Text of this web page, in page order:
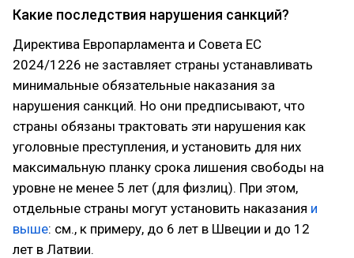
Какие последствия нарушения санкций?
Директива Европарламента и Совета ЕС
2024/1226 не заставляет страны устанавливать
минимальные обязательные наказания за
нарушения санкций. Но они предписывают, что
страны обязаны трактовать эти нарушения как
уголовные преступления, и установить для них
максимальную планку срока лишения свободы на
уровне не менее 5 лет (для физлиц). При этом,
отдельные страны могут установить наказания и
выше: см., к примеру, до 6 лет в Швеции и до 12
лет в Латвии.